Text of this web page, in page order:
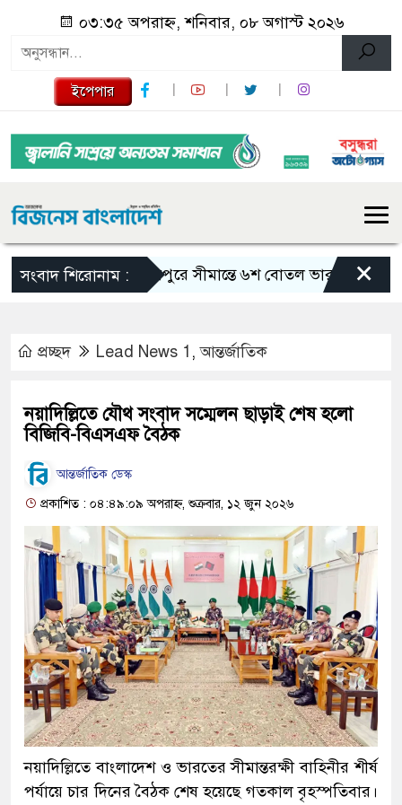
০৩:৩৫ অপরাহ্ন, শনিবার, ০৮ অগাস্ট ২০২৬
ইপেপার
সংবাদ শিরোনাম :শেরপুরে সীমান্তে ৬শ বোতল ভারতীয় মদ জব্দ!
×
প্রচ্ছদ Lead News 1 ,আন্তর্জাতিক
নয়াদিল্লিতে যৌথ সংবাদ সম্মেলন ছাড়াই শেষ হলো
বিজিবি-বিএসএফ বৈঠক
আন্তর্জাতিক ডেস্ক
প্রকাশিত : ০৪:৪৯:০৯ অপরাহ্ন, শুক্রবার, ১২ জুন ২০২৬
নয়াদিল্লিতে বাংলাদেশ ও ভারতের সীমান্তরক্ষী বাহিনীর শীর্ষ
পর্যায়ে চার দিনের বৈঠক শেষ হয়েছে গতকাল বৃহস্পতিবার।